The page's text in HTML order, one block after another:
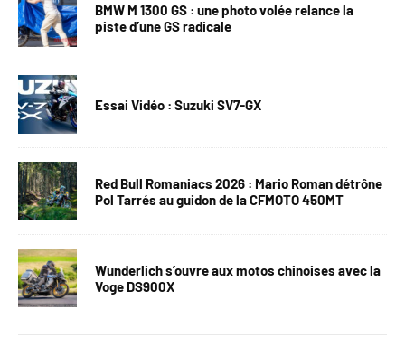
BMW M 1300 GS : une photo volée relance la
piste d’une GS radicale
Essai Vidéo : Suzuki SV7-GX
Red Bull Romaniacs 2026 : Mario Roman détrône
Pol Tarrés au guidon de la CFMOTO 450MT
Wunderlich s’ouvre aux motos chinoises avec la
Voge DS900X